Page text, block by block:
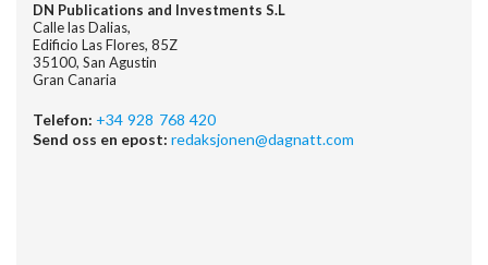
DN Publications and Investments S.L
Calle las Dalias,
Edificio Las Flores, 85Z
35100, San Agustin
Gran Canaria
Telefon: +34 928 768 420
Send oss en epost: redaksjonen@dagnatt.com